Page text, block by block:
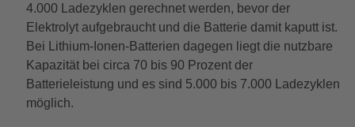
4.000 Ladezyklen gerechnet werden, bevor der
Elektrolyt aufgebraucht und die Batterie damit kaputt ist.
Bei Lithium-Ionen-Batterien dagegen liegt die nutzbare
Kapazität bei circa 70 bis 90 Prozent der
Batterieleistung und es sind 5.000 bis 7.000 Ladezyklen
möglich.